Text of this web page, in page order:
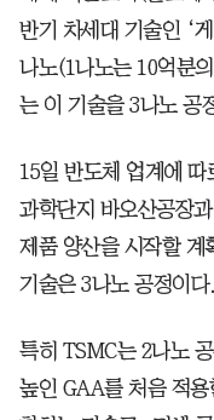
반기 차세대 기술인 ‘
나노(1나노는 10억분
는 이 기술을 3나노 공
15일 반도체 업계에
과학단지 바오산공장
제품 양산을 시작할 계
기술은 3나노 공정이다.
특히 TSMC는 2나노
높인 GAA를 처음 적